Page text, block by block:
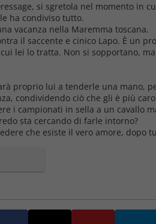
si sgretola nel momento in
ha condiviso tutto.
vacanza nella Maremma toscana.
il saccente e cinico Lapo. È un
lei lo tratta. Non si sopportano,
proprio lui a tenderle una mano,
condividendo ciò che gli è più
i campionati in sella a un cavallo
sta cercando di farle intorno?
che esiste il vero amore, dopo